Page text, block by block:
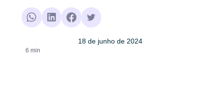
18 de junho de 2024
6 min